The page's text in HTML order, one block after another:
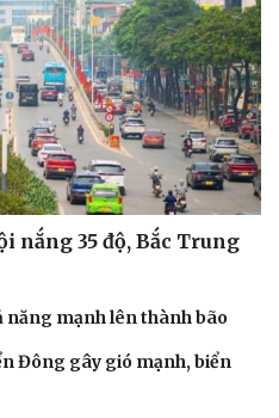
nắng 35 độ, Bắc Trung
năng mạnh lên thành bão
Đông gây gió mạnh, biển